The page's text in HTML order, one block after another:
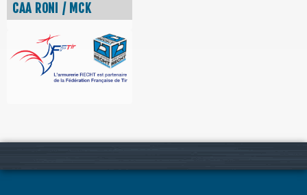
CAA RONI / MCK